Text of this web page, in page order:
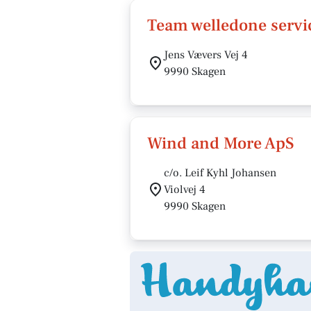
Team welledone
Jens Vævers Vej 4
9990 Skagen
Wind and More ApS
c/o. Leif Kyhl Johansen
Violvej 4
9990 Skagen